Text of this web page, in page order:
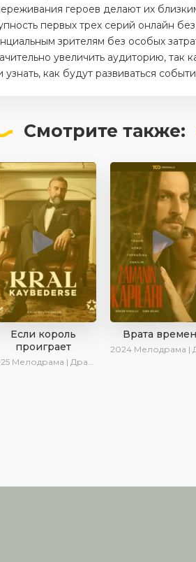
героев делают их
первых трех серий онлайн
зрителям без особых
увеличить аудиторию, так
как будут развиваться
Смотрите также:
Если король
проиграет
Мелодрама | Драма | SesDizi | Ирина Котова | AlisaDirilis | Turok1990 | Новинки | Сериалы 2025
Врата
2024 Мелодрама | Драма |